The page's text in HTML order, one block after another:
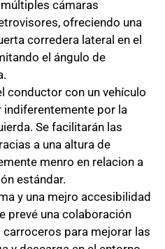
cámaras
ofreciendo una
corredera lateral en el
el ángulo de
conductor con un vehículo
por la
Se facilitarán las
a una altura de
menro en relacion a
estándar.
y una mejro accesibilidad
prevé una colaboración
para mejorar las